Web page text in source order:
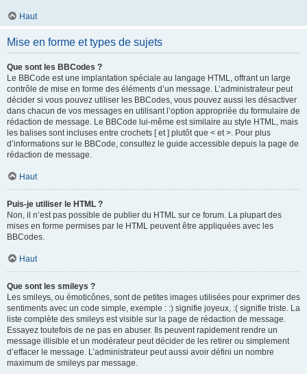
Haut
Mise en forme et types de sujets
Que sont les BBCodes ?
Le BBCode est une implantation spéciale au langage HTML, offrant un large
contrôle de mise en forme des éléments d’un message. L’administrateur peut
décider si vous pouvez utiliser les BBCodes, vous pouvez aussi les désactiver
dans chacun de vos messages en utilisant l’option appropriée du formulaire de
rédaction de message. Le BBCode lui-même est similaire au style HTML, mais
les balises sont incluses entre crochets [ et ] plutôt que < et >. Pour plus
d’informations sur le BBCode, consultez le guide accessible depuis la page de
rédaction de message.
Haut
Puis-je utiliser le HTML ?
Non, il n’est pas possible de publier du HTML sur ce forum. La plupart des
mises en forme permises par le HTML peuvent être appliquées avec les
BBCodes.
Haut
Que sont les smileys ?
Les smileys, ou émoticônes, sont de petites images utilisées pour exprimer des
sentiments avec un code simple, exemple : :) signifie joyeux, :( signifie triste. La
liste complète des smileys est visible sur la page de rédaction de message.
Essayez toutefois de ne pas en abuser. Ils peuvent rapidement rendre un
message illisible et un modérateur peut décider de les retirer ou simplement
d’effacer le message. L’administrateur peut aussi avoir défini un nombre
maximum de smileys par message.